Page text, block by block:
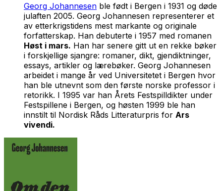
Georg Johannesen ble født i Bergen i 1931 og døde
julaften 2005. Georg Johannesen representerer et
av etterkrigstidens mest markante og originale
forfatterskap. Han debuterte i 1957 med romanen
Høst i mars. Han har senere gitt ut en rekke bøker
i forskjellige sjangre: romaner, dikt, gjendiktninger,
essays, artikler og lærebøker. Georg Johannesen
arbeidet i mange år ved Universitetet i Bergen hvor
han ble utnevnt som den første norske professor i
retorikk. I 1995 var han Årets Festspilldikter under
Festspillene i Bergen, og høsten 1999 ble han
innstilt til Nordisk Råds Litteraturpris for Ars
vivendi.